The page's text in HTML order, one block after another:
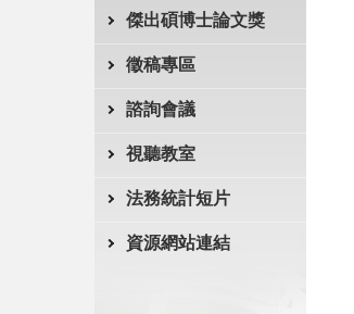
傑出碩博士論文獎
徵稿專區
諮詢會議
視聽教室
法務統計短片
資源網站連結